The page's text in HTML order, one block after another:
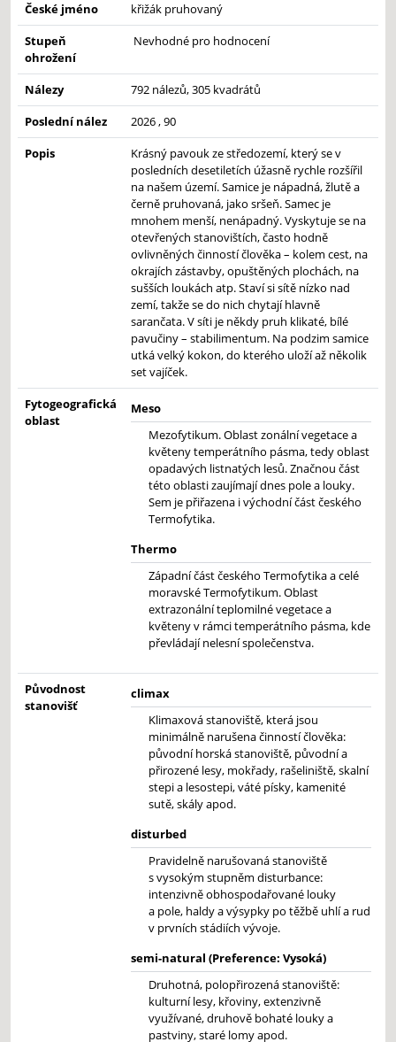
České jméno
křižák pruhovaný
Stupeň
ohrožení
Nevhodné pro hodnocení
Nálezy
792 nálezů, 305 kvadrátů
Poslední nález
2026 , 90
Popis
Krásný pavouk ze středozemí, který se v
posledních desetiletích úžasně rychle rozšířil
na našem území. Samice je nápadná, žlutě a
černě pruhovaná, jako sršeň. Samec je
mnohem menší, nenápadný. Vyskytuje se na
otevřených stanovištích, často hodně
ovlivněných činností člověka – kolem cest, na
okrajích zástavby, opuštěných plochách, na
sušších loukách atp. Staví si sítě nízko nad
zemí, takže se do nich chytají hlavně
sarančata. V síti je někdy pruh klikaté, bílé
pavučiny – stabilimentum. Na podzim samice
utká velký kokon, do kterého uloží až několik
set vajíček.
Fytogeografická
oblast
Meso
Mezofytikum. Oblast zonální vegetace a
květeny temperátního pásma, tedy oblast
opadavých listnatých lesů. Značnou část
této oblasti zaujímají dnes pole a louky.
Sem je přiřazena i východní část českého
Termofytika.
Thermo
Západní část českého Termofytika a celé
moravské Termofytikum. Oblast
extrazonální teplomilné vegetace a
květeny v rámci temperátního pásma, kde
převládají nelesní společenstva.
Původnost
stanovišť
climax
Klimaxová stanoviště, která jsou
minimálně narušena činností člověka:
původní horská stanoviště, původní a
přirozené lesy, mokřady, rašeliniště, skalní
stepi a lesostepi, váté písky, kamenité
sutě, skály apod.
disturbed
Pravidelně narušovaná stanoviště
s vysokým stupněm disturbance:
intenzivně obhospodařované louky
a pole, haldy a výsypky po těžbě uhlí a rud
v prvních stádiích vývoje.
semi-natural (Preference: Vysoká)
Druhotná, polopřirozená stanoviště:
kulturní lesy, křoviny, extenzivně
využívané, druhově bohaté louky a
pastviny, staré lomy apod.